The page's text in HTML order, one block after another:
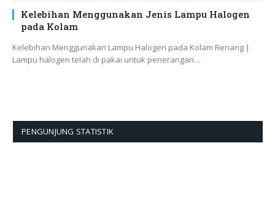
Kelebihan Menggunakan Jenis Lampu Halogen
pada Kolam
Kelebihan Menggunakan Lampu Halogen pada Kolam Renang |
Lampu halogen telah di pakai untuk penerangan…
PENGUNJUNG STATISTIK